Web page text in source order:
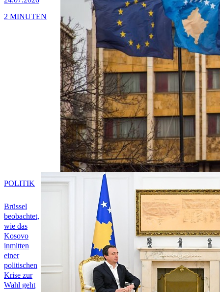
2 MINUTEN
Brüssel
beobachtet,
wie das
Kosovo
inmitten
einer
politischen
Krise zur
Wahl geht
POLITIK